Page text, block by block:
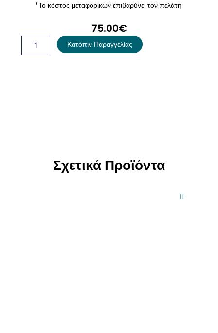
*Το κόστος μεταφορικών επιβαρύνει τον πελάτη.
75.00€
Βάπτισης
Κατόπιν Παραγγελίας
Σχετικά Προϊόντα